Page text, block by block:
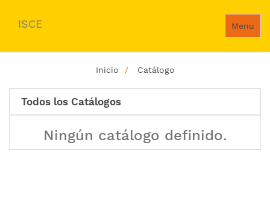
Menu
ISCE
Inicio Catálogo
Todos los Catálogos
Ningún catálogo definido.